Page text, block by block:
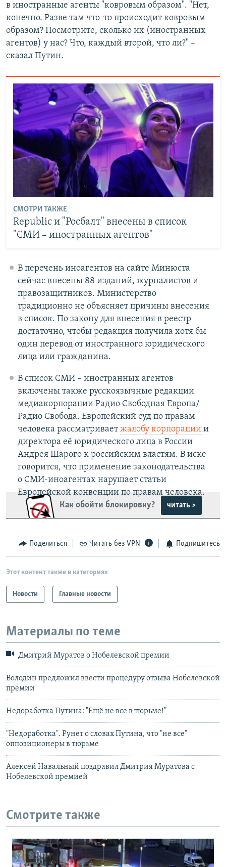
в иностранные агенты "ковровым образом". "Нет,
конечно. Разве там что-то происходит ковровым
образом? Посмотрите, сколько их (иностранных
агентов) у нас? Что, каждый второй, что ли?" –
сказал Путин.
СМОТРИ ТАКЖЕ
Republic и "Росбалт" внесены в список
"СМИ – иностранных агентов"
В перечень иноагентов на сайте Минюста
сейчас внесены 88 изданий, журналистов и
правозащитников. Министерство
традиционно не объясняет причины внесения
в список. По закону для внесения в реестр
достаточно, чтобы редакция получила хотя бы
один перевод от иностранного юридического
лица или гражданина.
В список СМИ – иностранных агентов
включены также русскоязычные редакции
медиакорпорации Радио Свободная Европа/
Радио Свобода. Европейский суд по правам
человека рассматриваетжалобу корпорации и
директора её юридического лица в России
Андрея Шарого к российским властям. В иске
говорится, что применение законодательства
о СМИ-иноагентах нарушает статьи
Европейской конвенции по правам человека.
Как обойти блокировку?
читать >
Поделиться Читать без VPN Подпишитесь
Этот контент также в категориях
Новости Главные новости
Материалы по теме
Дмитрий Муратов о Нобелевской премии
Володин предложил ввести процедуру отзыва Нобелевской
премии
Недоработка Путина: "Ещё не все в тюрьме!"
"Недоработка". Рунет о словах Путина, что "не все"
оппозиционеры в тюрьме
Алексей Навальный поздравил Дмитрия Муратова с
Нобелевской премией
Смотрите также